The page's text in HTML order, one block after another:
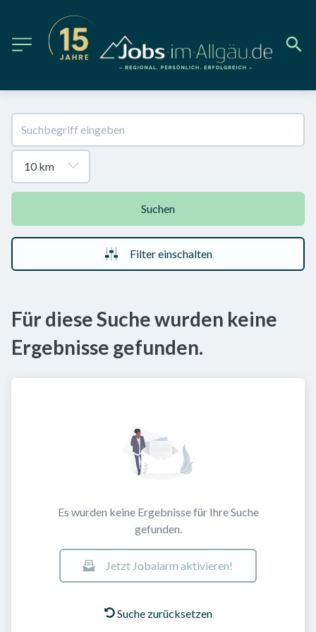
Suchen
Filter einschalten
Für diese Suche wurden keine
Ergebnisse gefunden.
Es wurden keine Ergebnisse für Ihre Suche
gefunden.
Jetzt Jobalarm aktivieren!
Suche zurücksetzen